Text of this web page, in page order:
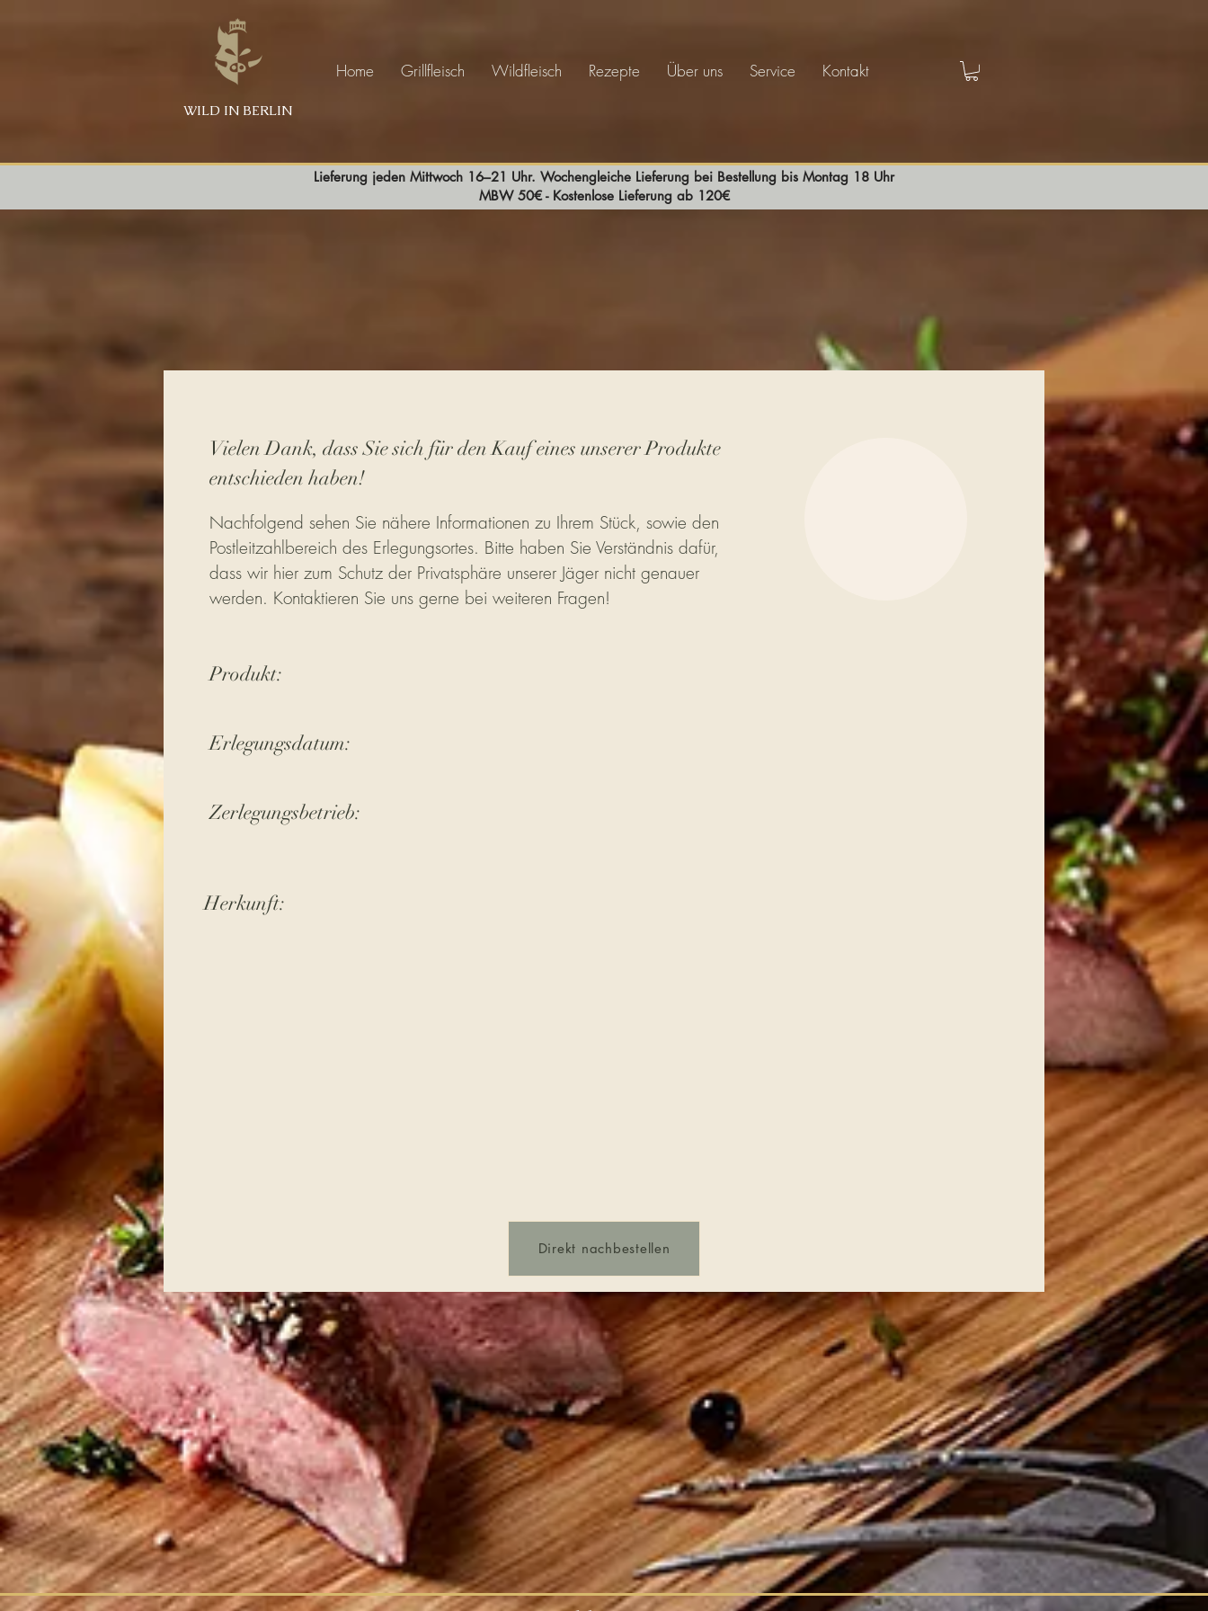
Home Grillfleisch Wildfleisch Rezepte Über uns Service Kontakt
WILD IN BERLIN
Lieferung jeden Mittwoch 16–21 Uhr. Wochengleiche Lieferung bei Bestellung bis Montag 18 Uhr
MBW 50€ - Kostenlose Lieferung ab 120€
Vielen Dank, dass Sie sich für den Kauf eines unserer Produkte
entschieden haben!
Nachfolgend sehen Sie nähere Informationen zu Ihrem Stück, sowie den
Postleitzahlbereich des Erlegungsortes. Bitte haben Sie Verständnis dafür,
dass wir hier zum Schutz der Privatsphäre unserer Jäger nicht genauer
werden. Kontaktieren Sie uns gerne bei weiteren Fragen!
Produkt:
Erlegungsdatum:
Zerlegungsbetrieb:
Herkunft:
Direkt nachbestellen